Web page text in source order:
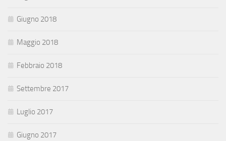
Giugno 2018
Maggio 2018
Febbraio 2018
Settembre 2017
Luglio 2017
Giugno 2017